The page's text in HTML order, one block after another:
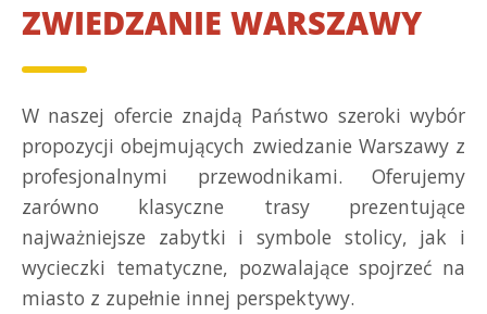
ZWIEDZANIE WARSZAWY
W naszej ofercie znajdą Państwo szeroki wybór
propozycji obejmujących zwiedzanie Warszawy z
profesjonalnymi przewodnikami. Oferujemy
zarówno klasyczne trasy prezentujące
najważniejsze zabytki i symbole stolicy, jak i
wycieczki tematyczne, pozwalające spojrzeć na
miasto z zupełnie innej perspektywy.